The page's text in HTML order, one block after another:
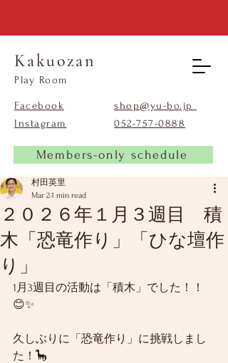
Kakuozan
​Play Room
Facebook
Instagram
shop@yu-bo.jp
​052-757-0888
Members-only schedule
２０２６年１月３週目 積
木「恐竜作り」「ひな壇作
り」
村田英里
Mar 21 min read
1月3週目の活動は「積木」でした！！
😊✨
久しぶりに「恐竜作り」に挑戦しまし
た！🦕